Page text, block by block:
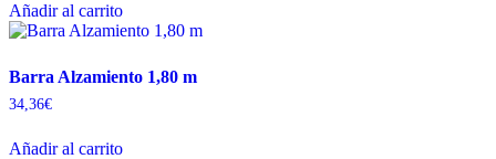
Añadir al carrito
Barra Alzamiento 1,80 m
34,36€
Añadir al carrito